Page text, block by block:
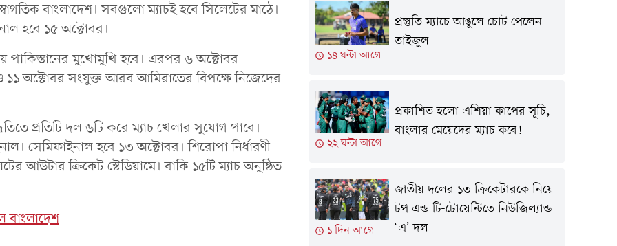
বাংলাদেশ। সবগুলো ম্যাচই হবে সিলেটের মাঠে।
হবে ১৫ অক্টোবর।
পাকিস্তানের মুখোমুখি হবে। এরপর ৬ অক্টোবর
১১ অক্টোবর সংযুক্ত আরব আমিরাতের বিপক্ষে নিজেদের
প্রতিটি দল ৬টি করে ম্যাচ খেলার সুযোগ পাবে।
সেমিফাইনাল হবে ১৩ অক্টোবর। শিরোপা নির্ধারণী
আউটার ক্রিকেট স্টেডিয়ামে। বাকি ১৫টি ম্যাচ অনুষ্ঠিত
বাংলাদেশ
১৪ ঘন্টা আগে
প্রস্তুতি ম্যাচে আঙুলে চোট পেলেন
তাইজুল
২২ ঘন্টা আগে
প্রকাশিত হলো এশিয়া কাপের সূচি,
বাংলার মেয়েদের ম্যাচ কবে!
১ দিন আগে
জাতীয় দলের ১৩ ক্রিকেটারকে নিয়ে
টপ এন্ড টি-টোয়েন্টিতে নিউজিল্যান্ড
‘এ’ দল